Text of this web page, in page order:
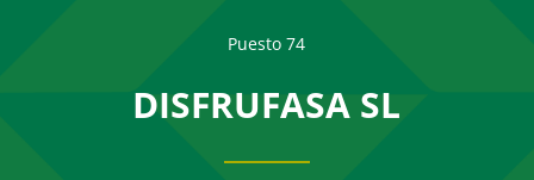
Puesto 74
DISFRUFASA SL